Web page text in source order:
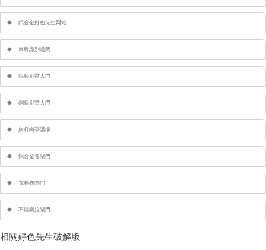
鋁合金好色先生网站
車牌識別道閘
鋁藝別墅大門
鋼藝別墅大門
旗杆崗亭護欄
鋁合金卷閘門
電動卷閘門
不鏽鋼拉閘門
相關好色先生破解版